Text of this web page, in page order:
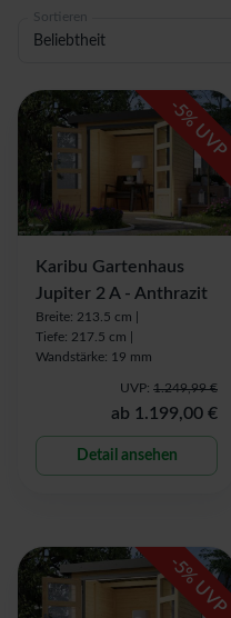
Sortieren
Beliebtheit
-
5
% UVP
Karibu Gartenhaus
Jupiter 2 A - Anthrazit
Breite: 213.5 cm |
Tiefe: 217.5 cm |
Wandstärke: 19 mm
UVP: 1.249,99 €
ab 1.199,00 €
Detail ansehen
-
5
% UVP